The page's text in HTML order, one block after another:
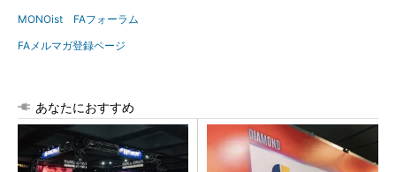
MONOist FAフォーラム
FAメルマガ登録ページ
あなたにおすすめ